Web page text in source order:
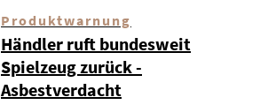
Produktwarnung
Händler ruft bundesweit
Spielzeug zurück -
Asbestverdacht